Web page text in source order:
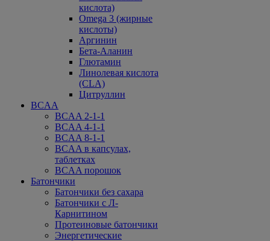
кислота)
Omega 3 (жирные
кислоты)
Аргинин
Бета-Аланин
Глютамин
Линолевая кислота
(CLA)
Цитруллин
BCAA
BCAA 2-1-1
BCAA 4-1-1
BCAA 8-1-1
BCAA в капсулах,
таблетках
BCAA порошок
Батончики
Батончики без сахара
Батончики с Л-
Карнитином
Протеиновые батончики
Энергетические